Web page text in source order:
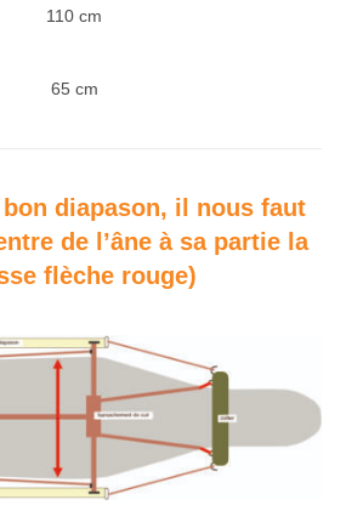
110 cm
65 cm
diapason, il nous faut
de l’âne à sa partie la
flèche rouge)